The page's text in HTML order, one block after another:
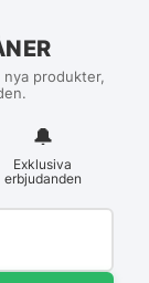
nya produkter,
🔔
Exklusiva
erbjudanden